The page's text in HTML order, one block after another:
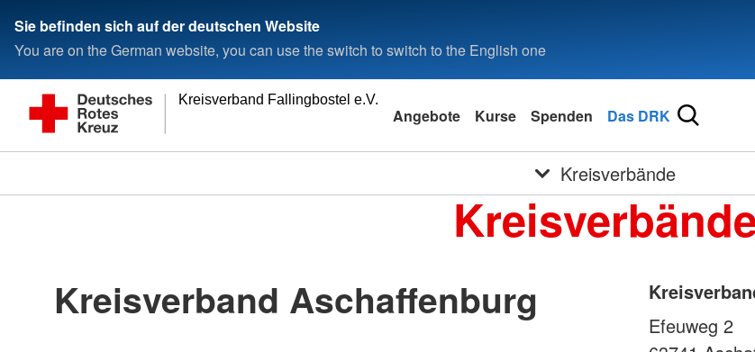
Sie befinden sich auf der deutschen Website
You are on the German website, you can use the switch to switch to the English one
Kreisverband Fallingbostel e.V.
Angebote Kurse Spenden Das DRK
Kreisverbände
Kreisverband Aschaffenburg
Efeuweg 2